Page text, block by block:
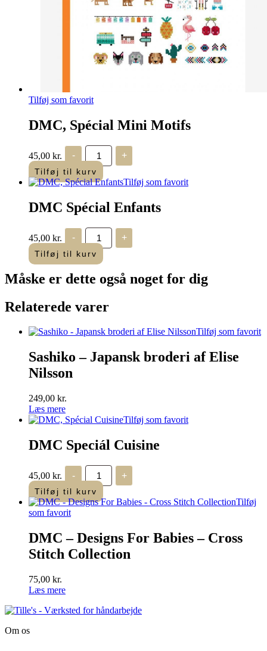
Tilføj som favorit
DMC, Spécial Mini Motifs
45,00 kr. -
DMC,
Spécial
Mini
Motifs
antal
+
Tilføj til kurv
Tilføj som favorit
DMC Spécial Enfants
45,00 kr. -
DMC
Spécial
Enfants
antal
+
Tilføj til kurv
Måske er dette også noget for dig
Relaterede varer
Tilføj som favorit
Sashiko – Japansk broderi af Elise
Nilsson
249,00 kr.
Læs mere
Tilføj som favorit
DMC Speciál Cuisine
45,00 kr. -
DMC
Speciál
Cuisine
antal
+
Tilføj til kurv
Tilføj
som favorit
DMC – Designs For Babies – Cross
Stitch Collection
75,00 kr.
Læs mere
Om os